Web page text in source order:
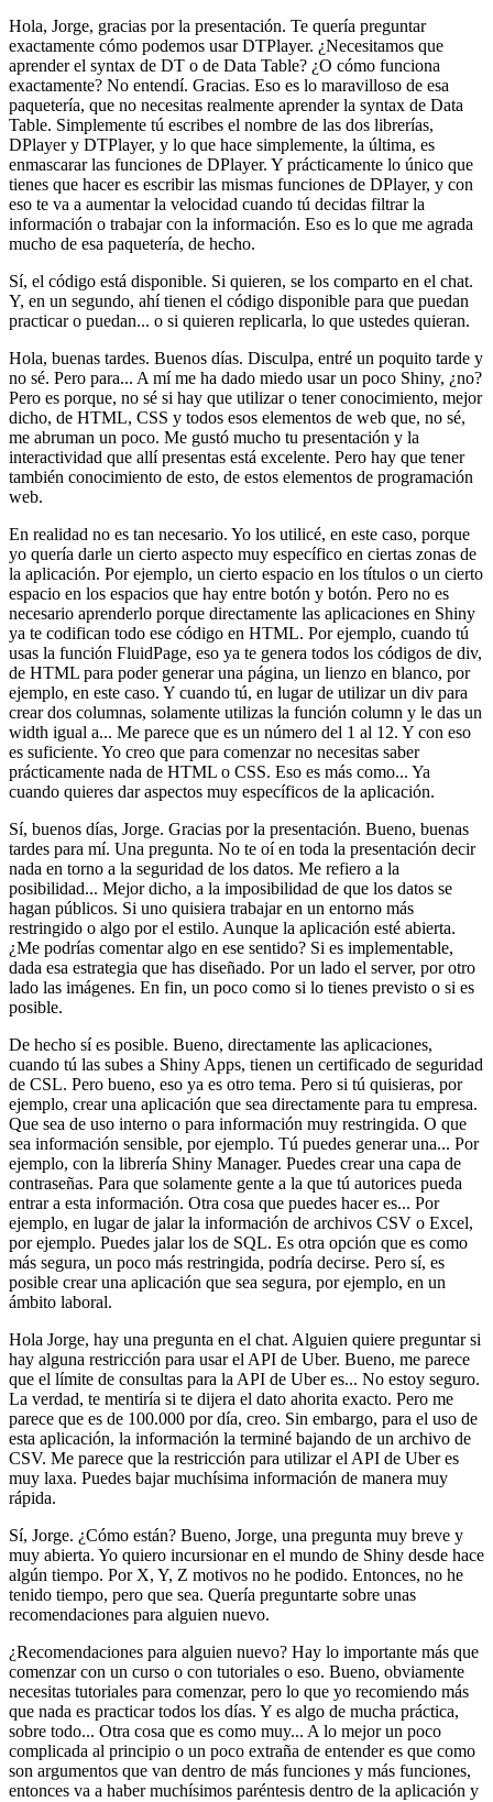
Hola, Jorge, gracias por la presentación. Te quería preguntar
exactamente cómo podemos usar DTPlayer. ¿Necesitamos que
aprender el syntax de DT o de Data Table? ¿O cómo funciona
exactamente? No entendí. Gracias. Eso es lo maravilloso de esa
paquetería, que no necesitas realmente aprender la syntax de Data
Table. Simplemente tú escribes el nombre de las dos librerías,
DPlayer y DTPlayer, y lo que hace simplemente, la última, es
enmascarar las funciones de DPlayer. Y prácticamente lo único que
tienes que hacer es escribir las mismas funciones de DPlayer, y con
eso te va a aumentar la velocidad cuando tú decidas filtrar la
información o trabajar con la información. Eso es lo que me agrada
mucho de esa paquetería, de hecho.
Sí, el código está disponible. Si quieren, se los comparto en el chat.
Y, en un segundo, ahí tienen el código disponible para que puedan
practicar o puedan... o si quieren replicarla, lo que ustedes quieran.
Hola, buenas tardes. Buenos días. Disculpa, entré un poquito tarde y
no sé. Pero para... A mí me ha dado miedo usar un poco Shiny, ¿no?
Pero es porque, no sé si hay que utilizar o tener conocimiento, mejor
dicho, de HTML, CSS y todos esos elementos de web que, no sé,
me abruman un poco. Me gustó mucho tu presentación y la
interactividad que allí presentas está excelente. Pero hay que tener
también conocimiento de esto, de estos elementos de programación
web.
En realidad no es tan necesario. Yo los utilicé, en este caso, porque
yo quería darle un cierto aspecto muy específico en ciertas zonas de
la aplicación. Por ejemplo, un cierto espacio en los títulos o un cierto
espacio en los espacios que hay entre botón y botón. Pero no es
necesario aprenderlo porque directamente las aplicaciones en Shiny
ya te codifican todo ese código en HTML. Por ejemplo, cuando tú
usas la función FluidPage, eso ya te genera todos los códigos de div,
de HTML para poder generar una página, un lienzo en blanco, por
ejemplo, en este caso. Y cuando tú, en lugar de utilizar un div para
crear dos columnas, solamente utilizas la función column y le das un
width igual a... Me parece que es un número del 1 al 12. Y con eso
es suficiente. Yo creo que para comenzar no necesitas saber
prácticamente nada de HTML o CSS. Eso es más como... Ya
cuando quieres dar aspectos muy específicos de la aplicación.
Sí, buenos días, Jorge. Gracias por la presentación. Bueno, buenas
tardes para mí. Una pregunta. No te oí en toda la presentación decir
nada en torno a la seguridad de los datos. Me refiero a la
posibilidad... Mejor dicho, a la imposibilidad de que los datos se
hagan públicos. Si uno quisiera trabajar en un entorno más
restringido o algo por el estilo. Aunque la aplicación esté abierta.
¿Me podrías comentar algo en ese sentido? Si es implementable,
dada esa estrategia que has diseñado. Por un lado el server, por otro
lado las imágenes. En fin, un poco como si lo tienes previsto o si es
posible.
De hecho sí es posible. Bueno, directamente las aplicaciones,
cuando tú las subes a Shiny Apps, tienen un certificado de seguridad
de CSL. Pero bueno, eso ya es otro tema. Pero si tú quisieras, por
ejemplo, crear una aplicación que sea directamente para tu empresa.
Que sea de uso interno o para información muy restringida. O que
sea información sensible, por ejemplo. Tú puedes generar una... Por
ejemplo, con la librería Shiny Manager. Puedes crear una capa de
contraseñas. Para que solamente gente a la que tú autorices pueda
entrar a esta información. Otra cosa que puedes hacer es... Por
ejemplo, en lugar de jalar la información de archivos CSV o Excel,
por ejemplo. Puedes jalar los de SQL. Es otra opción que es como
más segura, un poco más restringida, podría decirse. Pero sí, es
posible crear una aplicación que sea segura, por ejemplo, en un
ámbito laboral.
Hola Jorge, hay una pregunta en el chat. Alguien quiere preguntar si
hay alguna restricción para usar el API de Uber. Bueno, me parece
que el límite de consultas para la API de Uber es... No estoy seguro.
La verdad, te mentiría si te dijera el dato ahorita exacto. Pero me
parece que es de 100.000 por día, creo. Sin embargo, para el uso de
esta aplicación, la información la terminé bajando de un archivo de
CSV. Me parece que la restricción para utilizar el API de Uber es
muy laxa. Puedes bajar muchísima información de manera muy
rápida.
Sí, Jorge. ¿Cómo están? Bueno, Jorge, una pregunta muy breve y
muy abierta. Yo quiero incursionar en el mundo de Shiny desde hace
algún tiempo. Por X, Y, Z motivos no he podido. Entonces, no he
tenido tiempo, pero que sea. Quería preguntarte sobre unas
recomendaciones para alguien nuevo.
¿Recomendaciones para alguien nuevo? Hay lo importante más que
comenzar con un curso o con tutoriales o eso. Bueno, obviamente
necesitas tutoriales para comenzar, pero lo que yo recomiendo más
que nada es practicar todos los días. Y es algo de mucha práctica,
sobre todo... Otra cosa que es como muy... A lo mejor un poco
complicada al principio o un poco extraña de entender es que como
son argumentos que van dentro de más funciones y más funciones,
entonces va a haber muchísimos paréntesis dentro de la aplicación y